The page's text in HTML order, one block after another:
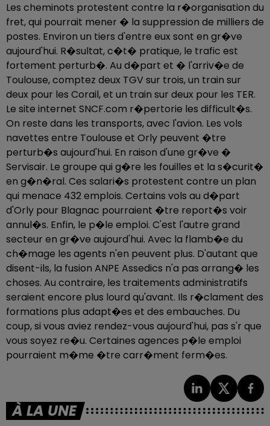
Les cheminots protestent contre la r�organisation du
fret, qui pourrait mener � la suppression de milliers de
postes. Environ un tiers d'entre eux sont en gr�ve
aujourd'hui. R�sultat, c�t� pratique, le trafic est
fortement perturb�. Au d�part et � l'arriv�e de
Toulouse, comptez deux TGV sur trois, un train sur
deux pour les Corail, et un train sur deux pour les TER.
Le site internet SNCF.com r�pertorie les difficult�s.
On reste dans les transports, avec l'avion. Les vols
navettes entre Toulouse et Orly peuvent �tre
perturb�s aujourd'hui. En raison d'une gr�ve �
Servisair. Le groupe qui g�re les fouilles et la s�curit�
en g�n�ral. Ces salari�s protestent contre un plan
qui menace 432 emplois. Certains vols au d�part
d'Orly pour Blagnac pourraient �tre report�s voir
annul�s. Enfin, le p�le emploi. C'est l'autre grand
secteur en gr�ve aujourd'hui. Avec la flamb�e du
ch�mage les agents n'en peuvent plus. D'autant que
disent-ils, la fusion ANPE Assedics n'a pas arrang� les
choses. Au contraire, les traitements administratifs
seraient encore plus lourd qu'avant. Ils r�clament des
formations plus adapt�es et des embauches. Du
coup, si vous aviez rendez-vous aujourd'hui, pas s'r que
vous soyez re�u. Certaines agences p�le emploi
pourraient m�me �tre carr�ment ferm�es.
À LA UNE